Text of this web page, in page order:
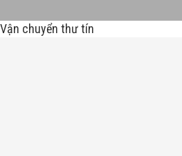
Vận chuyển thư tín